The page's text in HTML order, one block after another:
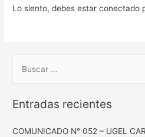
Lo siento, debes estarconectado
Entradas recientes
COMUNICADO N° 052 – UGEL